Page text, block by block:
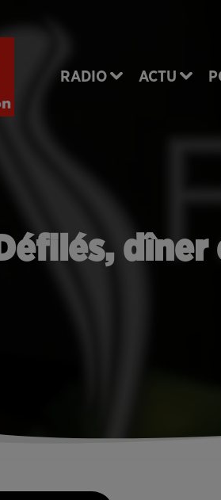
RADIO ACTU
Défilés, dîner